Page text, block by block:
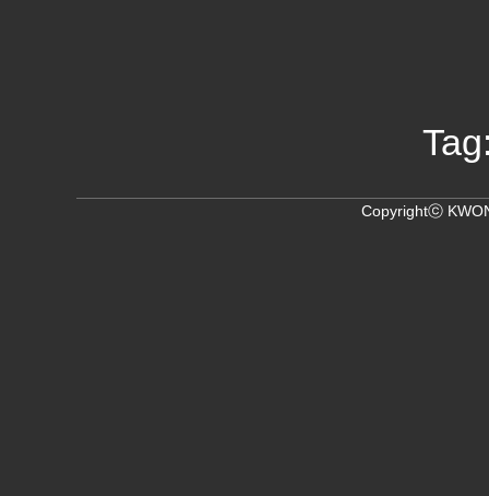
Copyrightⓒ